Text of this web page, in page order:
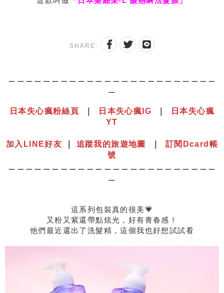
SHARE:
日本失心瘋粉絲頁 日本失心瘋IG
日本失心瘋
YT
加入LINE好友
追蹤我的旅遊地圖
訂閱Dcard帳
號
這系列包裝真的很美💗
又粉又紫還帶點炫光，好有青春感！
他們最近還出了洗髮精，這個我也好想試試看